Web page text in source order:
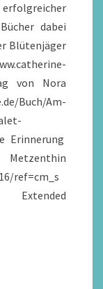
dabei
Blütenjäger
von Nora
Buch/Am-
Erinnerung
ref=cm_s
Extended